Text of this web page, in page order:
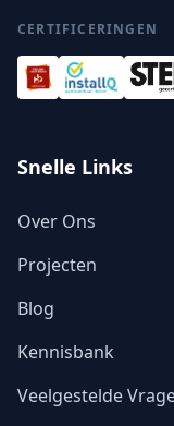
CERTIFICERINGEN
Snelle Links
Over Ons
Projecten
Blog
Kennisbank
Veelgestelde